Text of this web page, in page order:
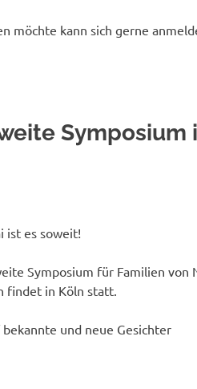
möchte kann sich gerne
Symposium
ist es soweit!
Symposium für Familien von
findet in Köln statt.
und neue Gesichter